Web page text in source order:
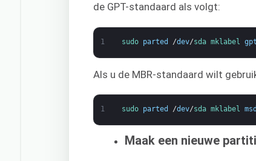
de GPT-standaard als volgt:
1 sudo parted /dev/sda mklabel gpt
Als u de MBR-standaard wilt
1 sudo parted /dev/sda mklabel
Maak een nieuwe